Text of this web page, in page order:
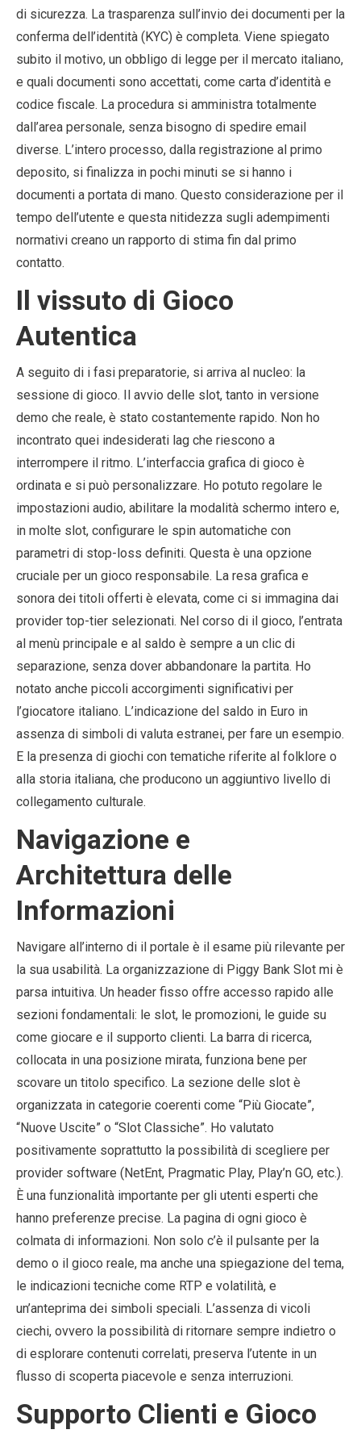
di sicurezza. La trasparenza sull’invio dei documenti per la
conferma dell’identità (KYC) è completa. Viene spiegato
subito il motivo, un obbligo di legge per il mercato italiano,
e quali documenti sono accettati, come carta d’identità e
codice fiscale. La procedura si amministra totalmente
dall’area personale, senza bisogno di spedire email
diverse. L’intero processo, dalla registrazione al primo
deposito, si finalizza in pochi minuti se si hanno i
documenti a portata di mano. Questo considerazione per il
tempo dell’utente e questa nitidezza sugli adempimenti
normativi creano un rapporto di stima fin dal primo
contatto.
Il vissuto di Gioco
Autentica
A seguito di i fasi preparatorie, si arriva al nucleo: la
sessione di gioco. Il avvio delle slot, tanto in versione
demo che reale, è stato costantemente rapido. Non ho
incontrato quei indesiderati lag che riescono a
interrompere il ritmo. L’interfaccia grafica di gioco è
ordinata e si può personalizzare. Ho potuto regolare le
impostazioni audio, abilitare la modalità schermo intero e,
in molte slot, configurare le spin automatiche con
parametri di stop-loss definiti. Questa è una opzione
cruciale per un gioco responsabile. La resa grafica e
sonora dei titoli offerti è elevata, come ci si immagina dai
provider top-tier selezionati. Nel corso di il gioco, l’entrata
al menù principale e al saldo è sempre a un clic di
separazione, senza dover abbandonare la partita. Ho
notato anche piccoli accorgimenti significativi per
l’giocatore italiano. L’indicazione del saldo in Euro in
assenza di simboli di valuta estranei, per fare un esempio.
E la presenza di giochi con tematiche riferite al folklore o
alla storia italiana, che producono un aggiuntivo livello di
collegamento culturale.
Navigazione e
Architettura delle
Informazioni
Navigare all’interno di il portale è il esame più rilevante per
la sua usabilità. La organizzazione di Piggy Bank Slot mi è
parsa intuitiva. Un header fisso offre accesso rapido alle
sezioni fondamentali: le slot, le promozioni, le guide su
come giocare e il supporto clienti. La barra di ricerca,
collocata in una posizione mirata, funziona bene per
scovare un titolo specifico. La sezione delle slot è
organizzata in categorie coerenti come “Più Giocate”,
“Nuove Uscite” o “Slot Classiche”. Ho valutato
positivamente soprattutto la possibilità di scegliere per
provider software (NetEnt, Pragmatic Play, Play’n GO, etc.).
È una funzionalità importante per gli utenti esperti che
hanno preferenze precise. La pagina di ogni gioco è
colmata di informazioni. Non solo c’è il pulsante per la
demo o il gioco reale, ma anche una spiegazione del tema,
le indicazioni tecniche come RTP e volatilità, e
un’anteprima dei simboli speciali. L’assenza di vicoli
ciechi, ovvero la possibilità di ritornare sempre indietro o
di esplorare contenuti correlati, preserva l’utente in un
flusso di scoperta piacevole e senza interruzioni.
Supporto Clienti e Gioco